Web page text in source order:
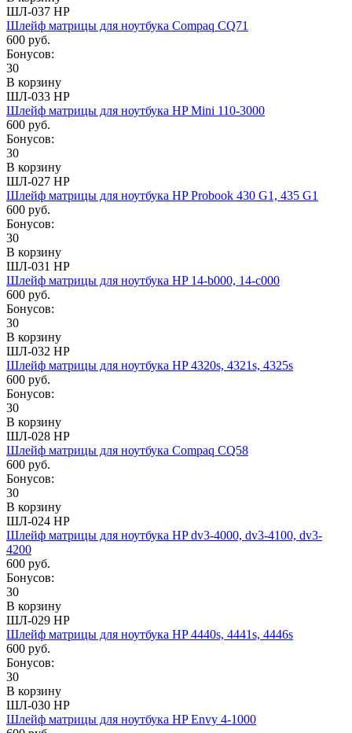
ШЛ-037 HP
Шлейф матрицы для ноутбука Compaq CQ71
600 руб.
Бонусов:
30
В корзину
ШЛ-033 HP
Шлейф матрицы для ноутбука HP Mini 110-3000
600 руб.
Бонусов:
30
В корзину
ШЛ-027 HP
Шлейф матрицы для ноутбука HP Probook 430 G1, 435 G1
600 руб.
Бонусов:
30
В корзину
ШЛ-031 HP
Шлейф матрицы для ноутбука HP 14-b000, 14-c000
600 руб.
Бонусов:
30
В корзину
ШЛ-032 HP
Шлейф матрицы для ноутбука HP 4320s, 4321s, 4325s
600 руб.
Бонусов:
30
В корзину
ШЛ-028 HP
Шлейф матрицы для ноутбука Compaq CQ58
600 руб.
Бонусов:
30
В корзину
ШЛ-024 HP
Шлейф матрицы для ноутбука HP dv3-4000, dv3-4100, dv3-
4200
600 руб.
Бонусов:
30
В корзину
ШЛ-029 HP
Шлейф матрицы для ноутбука HP 4440s, 4441s, 4446s
600 руб.
Бонусов:
30
В корзину
ШЛ-030 HP
Шлейф матрицы для ноутбука HP Envy 4-1000